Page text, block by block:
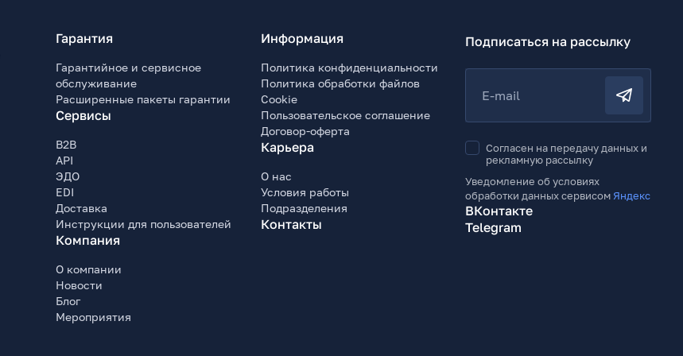
Гарантия
Гарантийное и сервисное
обслуживание
Расширенные пакеты гарантии
Сервисы
B2B
API
ЭДО
EDI
Доставка
Инструкции для пользователей
Компания
О компании
Новости
Блог
Мероприятия
Информация
Политика конфиденциальности
Политика обработки файлов
Cookie
Пользовательское соглашение
Договор-оферта
Карьера
О нас
Условия работы
Подразделения
Контакты
Подписаться на рассылку
E-mail
Согласен на передачу данных и
рекламную рассылку
Уведомление об условиях
обработки данных сервисом Яндекс
ВКонтакте
Telegram